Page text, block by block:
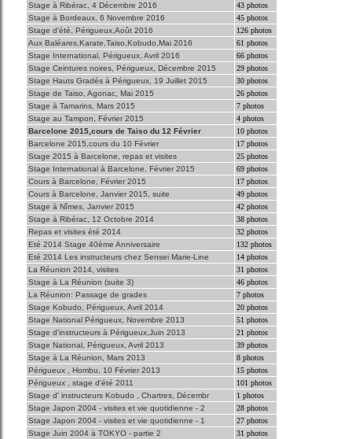
Stage à Ribérac, 4 Décembre 2016
43 photos
Stage à Bordeaux, 6 Novembre 2016
45 photos
Stage d'été, Périgueux,Août 2016
126 photos
Aux Baléares,Karate,Taiso,Kobudo,Mai 2016
61 photos
Stage International, Périgueux, Avril 2016
66 photos
Stage Ceintures noires, Périgueux, Décembre 2015
29 photos
Stage Hauts Gradés à Périgueux, 19 Juillet 2015
30 photos
Stage de Taiso, Agonac, Mai 2015
26 photos
Stage à Tamarins, Mars 2015
7 photos
Stage au Tampon, Février 2015
4 photos
Barcelone 2015,cours de Taiso du 12 Février
10 photos
Barcelone 2015,cours du 10 Février
17 photos
Stage 2015 à Barcelone, repas et visites
25 photos
Stage International à Barcelone, Février 2015
69 photos
Cours à Barcelone, Février 2015
17 photos
Cours à Barcelone, Janvier 2015, suite
49 photos
Stage à Nîmes, Janvier 2015
42 photos
Stage à Ribérac, 12 Octobre 2014
38 photos
Repas et visites été 2014
32 photos
Eté 2014 Stage 40ème Anniversaire
132 photos
Eté 2014 Les instructeurs chez Sensei Marie-Line
14 photos
La Réunion 2014, visites
31 photos
Stage à La Réunion (suite 3)
46 photos
La Réunion: Passage de grades
7 photos
Stage Kobudo, Périgueux, Avril 2014
20 photos
Stage National Périgueux, Novembre 2013
51 photos
Stage d'instructeurs à Périgueux,Juin 2013
21 photos
Stage National, Périgueux, Avril 2013
39 photos
Stage à La Réunion, Mars 2013
8 photos
Périgueux , Hombu, 10 Février 2013
15 photos
Périgueux , stage d'été 2011
101 photos
Stage d' instructeurs Kobudo , Chartres, Décembr
1 photos
Stage Japon 2004 - visites et vie quotidienne - 2
28 photos
Stage Japon 2004 - visites et vie quotidienne - 1
27 photos
Stage Juin 2004 à TOKYO - partie 2
31 photos